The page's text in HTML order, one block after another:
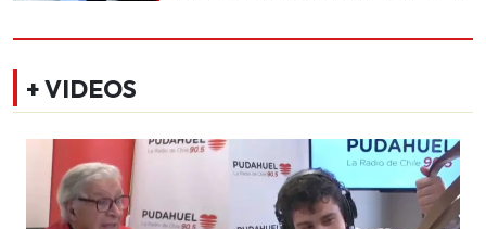
+ VIDEOS